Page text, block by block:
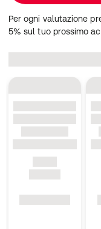
Per ogni valutazione
5% sul tuo prossimo